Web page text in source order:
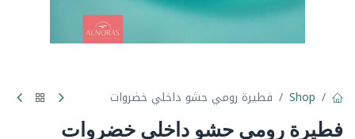
Shop فطيرة رومي حشو داخلي خضروات
فطيرة رومي حشو داخلي خضروات